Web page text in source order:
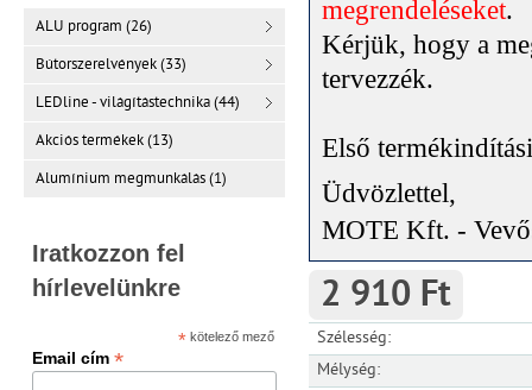
megrendeléseket.
Kérjük, hogy a
tervezzék.
Első
Üdvözlettel,
MOTE Kft. -
2 910 Ft
Szélesség:
Mélység:
ALU program (26)
Bútorszerelvények (33)
LEDline - világítástechnika (44)
Akciós termékek (13)
Alumínium megmunkálás (1)
Iratkozzon fel
hírlevelünkre
* kötelező mező
Email cím *